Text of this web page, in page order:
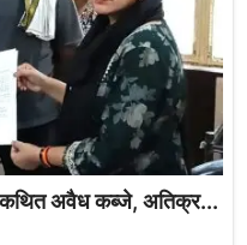
कथित अवैध कब्जे, अतिक्र...